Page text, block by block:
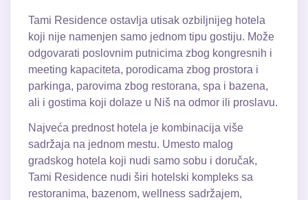
Tami Residence ostavlja utisak ozbiljnijeg hotela
koji nije namenjen samo jednom tipu gostiju. Može
odgovarati poslovnim putnicima zbog kongresnih i
meeting kapaciteta, porodicama zbog prostora i
parkinga, parovima zbog restorana, spa i bazena,
ali i gostima koji dolaze u Niš na odmor ili proslavu.
Najveća prednost hotela je kombinacija više
sadržaja na jednom mestu. Umesto malog
gradskog hotela koji nudi samo sobu i doručak,
Tami Residence nudi širi hotelski kompleks sa
restoranima, bazenom, wellness sadržajem,